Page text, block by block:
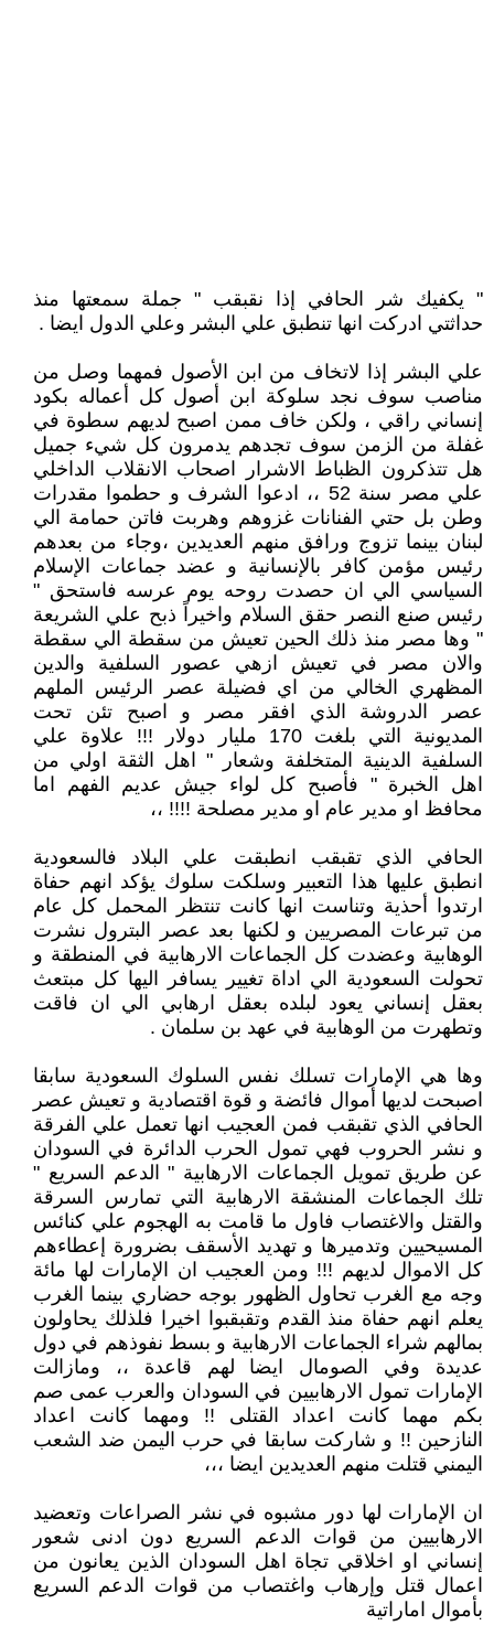
" يكفيك شر الحافي إذا نقبقب " جملة سمعتها منذ
حداثتي ادركت انها تنطبق علي البشر وعلي الدول ايضا .
علي البشر إذا لاتخاف من ابن الأصول فمهما وصل من
مناصب سوف نجد سلوكة ابن أصول كل أعماله بكود
إنساني راقي ، ولكن خاف ممن اصبح لديهم سطوة في
غفلة من الزمن سوف تجدهم يدمرون كل شيء جميل
هل تتذكرون الظباط الاشرار اصحاب الانقلاب الداخلي
علي مصر سنة 52 ،، ادعوا الشرف و حطموا مقدرات
وطن بل حتي الفنانات غزوهم وهربت فاتن حمامة الي
لبنان بينما تزوج ورافق منهم العديدين ،وجاء من بعدهم
رئيس مؤمن كافر بالإنسانية و عضد جماعات الإسلام
السياسي الي ان حصدت روحه يوم عرسه فاستحق "
رئيس صنع النصر حقق السلام واخيراً ذبح علي الشريعة
" وها مصر منذ ذلك الحين تعيش من سقطة الي سقطة
والان مصر في تعيش ازهي عصور السلفية والدين
المظهري الخالي من اي فضيلة عصر الرئيس الملهم
عصر الدروشة الذي افقر مصر و اصبح تئن تحت
المديونية التي بلغت 170 مليار دولار !!! علاوة علي
السلفية الدينية المتخلفة وشعار " اهل الثقة اولي من
اهل الخبرة " فأصبح كل لواء جيش عديم الفهم اما
محافظ او مدير عام او مدير مصلحة !!!! ،،
الحافي الذي تقبقب انطبقت علي البلاد فالسعودية
انطبق عليها هذا التعبير وسلكت سلوك يؤكد انهم حفاة
ارتدوا أحذية وتناست انها كانت تنتظر المحمل كل عام
من تبرعات المصريين و لكنها بعد عصر البترول نشرت
الوهابية وعضدت كل الجماعات الارهابية في المنطقة و
تحولت السعودية الي اداة تغيير يسافر اليها كل مبتعث
بعقل إنساني يعود لبلده بعقل ارهابي الي ان فاقت
وتطهرت من الوهابية في عهد بن سلمان .
وها هي الإمارات تسلك نفس السلوك السعودية سابقا
اصبحت لديها أموال فائضة و قوة اقتصادية و تعيش عصر
الحافي الذي تقبقب فمن العجيب انها تعمل علي الفرقة
و نشر الحروب فهي تمول الحرب الدائرة في السودان
عن طريق تمويل الجماعات الارهابية " الدعم السريع "
تلك الجماعات المنشقة الارهابية التي تمارس السرقة
والقتل والاغتصاب فاول ما قامت به الهجوم علي كنائس
المسيحيين وتدميرها و تهديد الأسقف بضرورة إعطاءهم
كل الاموال لديهم !!! ومن العجيب ان الإمارات لها مائة
وجه مع الغرب تحاول الظهور بوجه حضاري بينما الغرب
يعلم انهم حفاة منذ القدم وتقبقبوا اخيرا فلذلك يحاولون
بمالهم شراء الجماعات الارهابية و بسط نفوذهم في دول
عديدة وفي الصومال ايضا لهم قاعدة ،، ومازالت
الإمارات تمول الارهابيين في السودان والعرب عمى صم
بكم مهما كانت اعداد القتلى !! ومهما كانت اعداد
النازحين !! و شاركت سابقا في حرب اليمن ضد الشعب
اليمني قتلت منهم العديدين ايضا ،،،
ان الإمارات لها دور مشبوه في نشر الصراعات وتعضيد
الارهابيين من قوات الدعم السريع دون ادنى شعور
إنساني او اخلاقي تجاة اهل السودان الذين يعانون من
اعمال قتل وإرهاب واغتصاب من قوات الدعم السريع
بأموال اماراتية